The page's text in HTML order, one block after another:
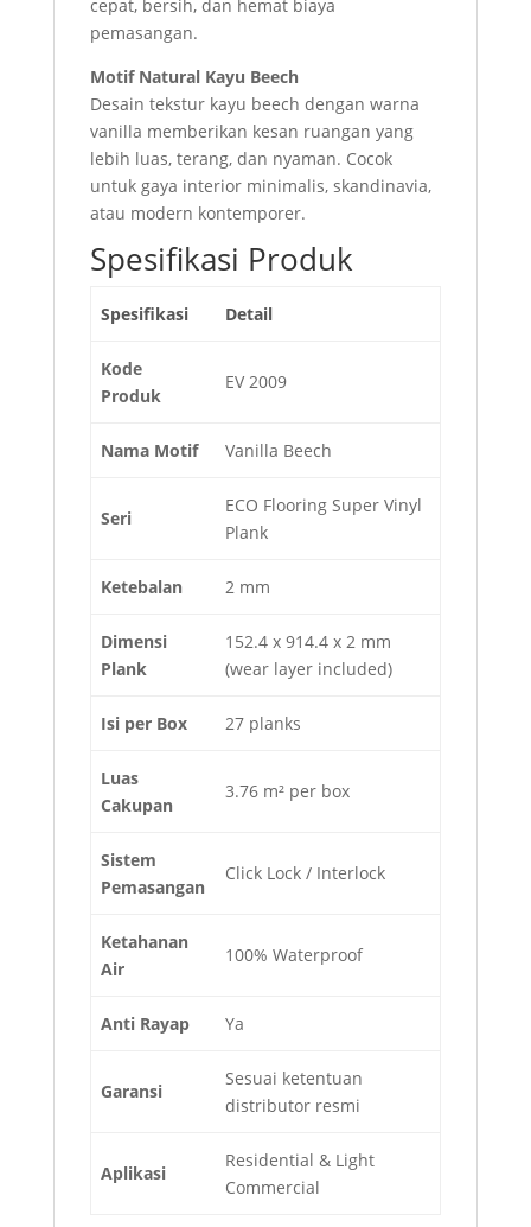
cepat, bersih, dan hemat biaya
pemasangan.
Motif Natural Kayu Beech
Desain tekstur kayu beech dengan warna
vanilla memberikan kesan ruangan yang
lebih luas, terang, dan nyaman. Cocok
untuk gaya interior minimalis, skandinavia,
atau modern kontemporer.
Spesifikasi Produk
Spesifikasi Detail
Kode
Produk
EV 2009
Nama Motif Vanilla Beech
Seri
ECO Flooring Super Vinyl
Plank
Ketebalan 2 mm
Dimensi
Plank
152.4 x 914.4 x 2 mm
(wear layer included)
Isi per Box 27 planks
Luas
Cakupan
3.76 m² per box
Sistem
Pemasangan
Click Lock / Interlock
Ketahanan
Air
100% Waterproof
Anti Rayap Ya
Garansi
Sesuai ketentuan
distributor resmi
Aplikasi
Residential & Light
Commercial